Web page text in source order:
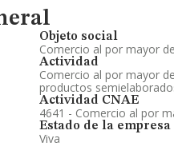
Objeto social
Comercio al por mayor
Actividad
Comercio al por mayor
productos
Actividad CNAE
4641 - Comercio al por
Estado de la empresa
Viva